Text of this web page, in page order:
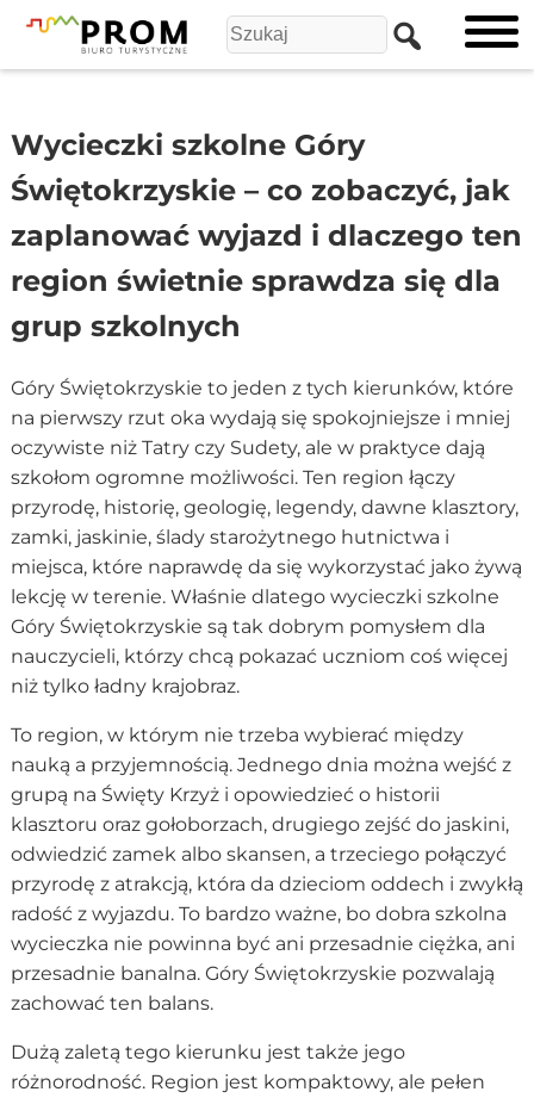
Wycieczki szkolne Góry
Świętokrzyskie – co zobaczyć, jak
zaplanować wyjazd i dlaczego ten
region świetnie sprawdza się dla
grup szkolnych
Góry Świętokrzyskie to jeden z tych kierunków, które
na pierwszy rzut oka wydają się spokojniejsze i mniej
oczywiste niż Tatry czy Sudety, ale w praktyce dają
szkołom ogromne możliwości. Ten region łączy
przyrodę, historię, geologię, legendy, dawne klasztory,
zamki, jaskinie, ślady starożytnego hutnictwa i
miejsca, które naprawdę da się wykorzystać jako żywą
lekcję w terenie. Właśnie dlatego wycieczki szkolne
Góry Świętokrzyskie są tak dobrym pomysłem dla
nauczycieli, którzy chcą pokazać uczniom coś więcej
niż tylko ładny krajobraz.
To region, w którym nie trzeba wybierać między
nauką a przyjemnością. Jednego dnia można wejść z
grupą na Święty Krzyż i opowiedzieć o historii
klasztoru oraz gołoborzach, drugiego zejść do jaskini,
odwiedzić zamek albo skansen, a trzeciego połączyć
przyrodę z atrakcją, która da dzieciom oddech i zwykłą
radość z wyjazdu. To bardzo ważne, bo dobra szkolna
wycieczka nie powinna być ani przesadnie ciężka, ani
przesadnie banalna. Góry Świętokrzyskie pozwalają
zachować ten balans.
Dużą zaletą tego kierunku jest także jego
różnorodność. Region jest kompaktowy, ale pełen